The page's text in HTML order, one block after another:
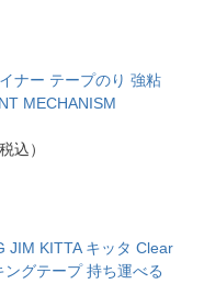
ナー テープのり 強粘
MECHANISM
込）
JIM KITTA キッタ Clear
グテープ 持ち運べる